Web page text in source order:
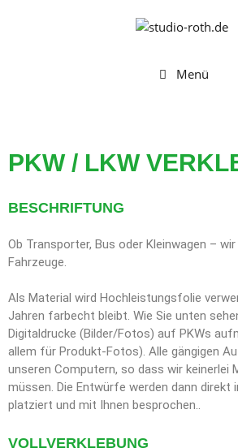
Menü
PKW / LKW
BESCHRIFTUNG
Ob Transporter, Bus oder Kleinwagen –
Fahrzeuge.
Als Material wird Hochleistungsfolie
Jahren farbecht bleibt. Wie Sie unten
Digitaldrucke (Bilder/Fotos) auf PKWs
allem für Produkt-Fotos). Alle gängigen
unseren Computern, so dass wir keinerlei
müssen. Die Entwürfe werden dann direkt
platziert und mit Ihnen besprochen..
VOLLVERKLEBUNG